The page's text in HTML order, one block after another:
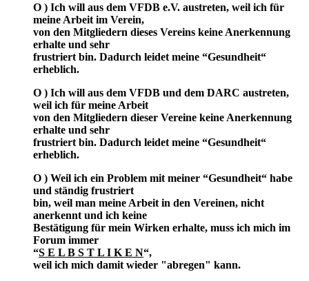
O ) Ich will aus dem VFDB e.V. austreten, weil ich für
meine Arbeit im Verein,
von den Mitgliedern dieses Vereins keine Anerkennung
erhalte und sehr
frustriert bin. Dadurch leidet meine “Gesundheit“
erheblich.
O ) Ich will aus dem VFDB und dem DARC austreten,
weil ich für meine Arbeit
von den Mitgliedern dieser Vereine keine Anerkennung
erhalte und sehr
frustriert bin. Dadurch leidet meine “Gesundheit“
erheblich.
O ) Weil ich ein Problem mit meiner “Gesundheit“ habe
und ständig frustriert
bin, weil man meine Arbeit in den Vereinen, nicht
anerkennt und ich keine
Bestätigung für mein Wirken erhalte, muss ich mich im
Forum immer
“S E L B S T L I K E N“,
weil ich mich damit wieder "abregen" kann.